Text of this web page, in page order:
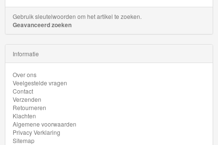
Chuggington
Hot
Wheels
Majorette
autos
Siku
GraviTrax
Gebruik sleutelwoorden om het artikel te zoeken.
Geavanceerd zoeken
Informatie
Over ons
Veelgestelde vragen
Contact
Verzenden
Retourneren
Klachten
Algemene voorwaarden
Privacy Verklaring
Sitemap